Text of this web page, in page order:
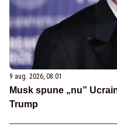
9 aug. 2026, 08:01
Musk spune „nu”
Trump